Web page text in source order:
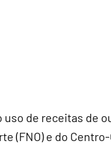
uso de receitas de
(FNO) e do